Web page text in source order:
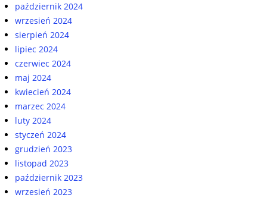
październik 2024
wrzesień 2024
sierpień 2024
lipiec 2024
czerwiec 2024
maj 2024
kwiecień 2024
marzec 2024
luty 2024
styczeń 2024
grudzień 2023
listopad 2023
październik 2023
wrzesień 2023